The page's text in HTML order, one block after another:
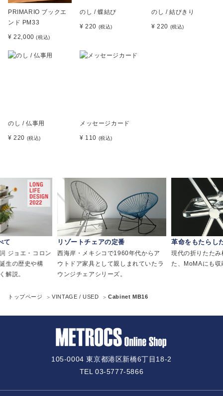
PRIMARIO ブックエ
ンド PM33
¥ 22,000(税込)
のし / 蝶結び
¥ 220 (税込)
のし / 結びきり
¥ 220 (税込)
のし / 仏事用
¥ 220 (税込)
メッセージカード
¥ 110 (税込)
て
ジョエ・コロン
生の歴史や構
解説。
リゾートチェアの定番
西海岸・メキシコで1960年代からア
ウトドア家具として親しまれていたラ
ウンジチェアシリーズ。
革命をもたらし
現代の折りたた
た、MoMAにも収
トップページ VINTAGE / USED Cabinet MB16
105-0004 東京都港区新橋6丁目18-2
TEL 03-5777-5866